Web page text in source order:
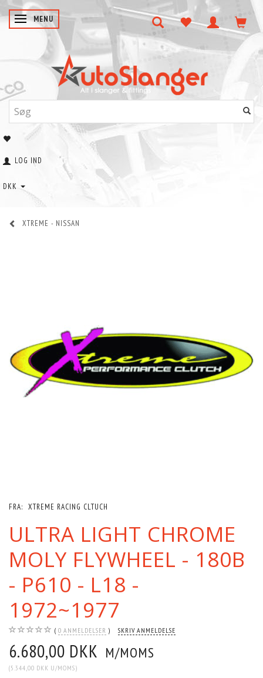
SKIFTE NAVIGATION
MENU
LOG IND
DKK
XTREME - NISSAN
FRA: XTREME RACING CLTUCH
ULTRA LIGHT CHROME
MOLY FLYWHEEL - 180B
- P610 - L18 -
1972~1977
0 ANMELDELSER SKRIV ANMELDELSE
6.680,00 DKK M/MOMS
(5.344,00 DKK U/MOMS)